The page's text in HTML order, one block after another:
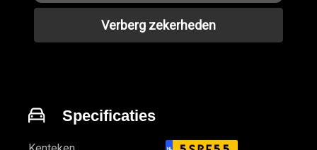
Verberg zekerheden
Specificaties
NL